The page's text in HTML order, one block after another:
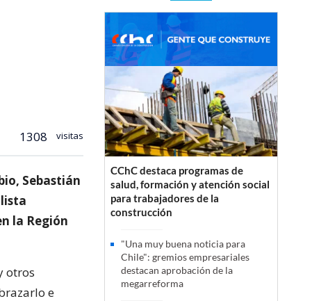
1308 visitas
Sebastián
la Región
otros
e
CChC destaca programas de
salud, formación y atención social
para trabajadores de la
construcción
"Una muy buena noticia para
Chile": gremios empresariales
destacan aprobación de la
megarreforma